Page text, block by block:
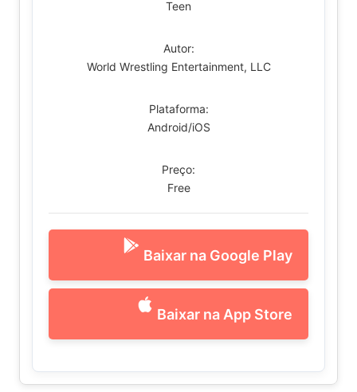
Teen
Autor:
World Wrestling Entertainment, LLC
Plataforma:
Android/iOS
Preço:
Free
Baixar na Google Play
Baixar na App Store